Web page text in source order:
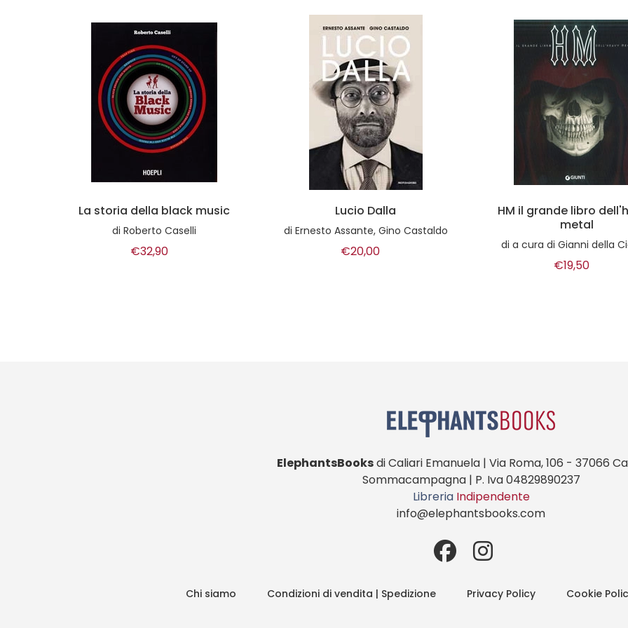
La storia della black music
diRoberto Caselli
€32,90
Lucio Dalla
di Ernesto Assante, Gino Castaldo
€20,00
HM il grande libro
metal
dia cura di Gianni della
€19,50
ElephantsBooksdi Caliari Emanuela | Via Roma, 106 - 37066
Sommacampagna | P. Iva 04829890237
Libreria Indipendente
info@elephantsbooks.com
Chi siamo Condizioni di vendita | Spedizione Privacy Policy Cookie